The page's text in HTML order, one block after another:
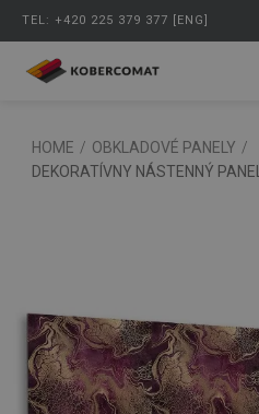
TEL: +420 225 379 377 [ENG]
HOME / OBKLADOVÉ PANELY /
DEKORATÍVNY NÁSTENNÝ